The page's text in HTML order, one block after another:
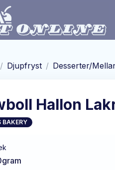
/ Djupfryst / Desserter/
Hallon
BAKERY
gram